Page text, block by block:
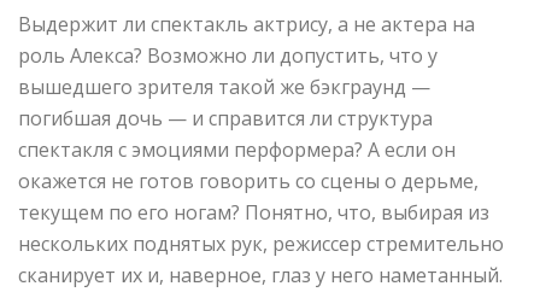
Выдержит ли спектакль актрису, а не актера на
роль Алекса? Возможно ли допустить, что у
вышедшего зрителя такой же бэкграунд —
погибшая дочь — и справится ли структура
спектакля с эмоциями перформера? А если он
окажется не готов говорить со сцены о дерьме,
текущем по его ногам? Понятно, что, выбирая из
нескольких поднятых рук, режиссер стремительно
сканирует их и, наверное, глаз у него наметанный.